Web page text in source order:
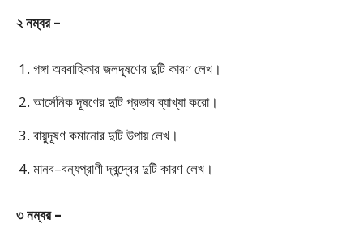
২ নম্বর –
গঙ্গা অববাহিকার জলদূষণের দুটি কারণ লেখ।
আর্সেনিক দূষণের দুটি প্রভাব ব্যাখ্যা করো।
বায়ুদূষণ কমানোর দুটি উপায় লেখ।
মানব–বন্যপ্রাণী দ্বন্দ্বের দুটি কারণ লেখ।
৩ নম্বর –